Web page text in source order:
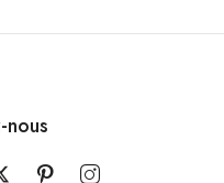
nous